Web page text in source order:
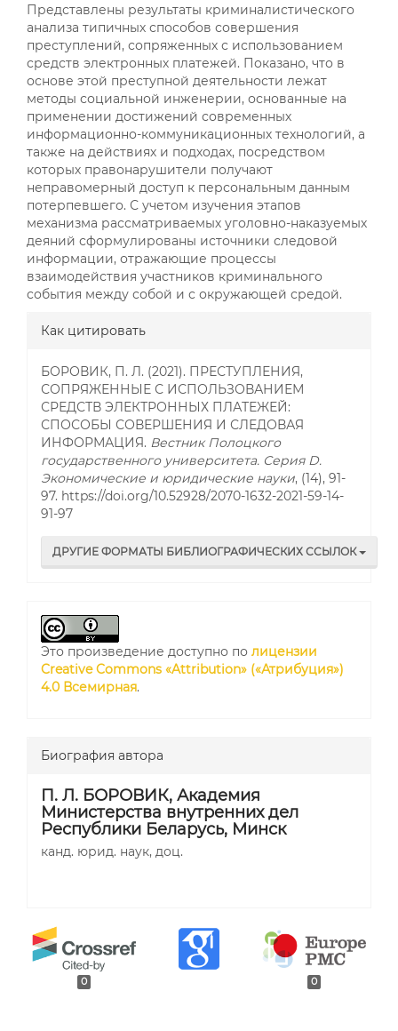
Представлены результаты криминалистического
анализа типичных способов совершения
преступлений, сопряженных с использованием
средств электронных платежей. Показано, что в
основе этой преступной деятельности лежат
методы социальной инженерии, основанные на
применении достижений современных
информационно-коммуникационных технологий, а
также на действиях и подходах, посредством
которых правонарушители получают
неправомерный доступ к персональным данным
потерпевшего. С учетом изучения этапов
механизма рассматриваемых уголовно-наказуемых
деяний сформулированы источники следовой
информации, отражающие процессы
взаимодействия участников криминального
события между собой и с окружающей средой.
Как цитировать
БОРОВИК, П. Л. (2021). ПРЕСТУПЛЕНИЯ,
СОПРЯЖЕННЫЕ С ИСПОЛЬЗОВАНИЕМ
СРЕДСТВ ЭЛЕКТРОННЫХ ПЛАТЕЖЕЙ:
СПОСОБЫ СОВЕРШЕНИЯ И СЛЕДОВАЯ
ИНФОРМАЦИЯ. Вестник Полоцкого
государственного университета. Серия D.
Экономические и юридические науки, (14), 91-
97. https://doi.org/10.52928/2070-1632-2021-59-14-
91-97
ДРУГИЕ ФОРМАТЫ БИБЛИОГРАФИЧЕСКИХ ССЫЛОК
Это произведение доступно по лицензии
Creative Commons «Attribution» («Атрибуция»)
4.0 Всемирная.
Биография автора
П. Л. БОРОВИК, Академия
Министерства внутренних дел
Республики Беларусь, Минск
канд. юрид. наук, доц.
0 0